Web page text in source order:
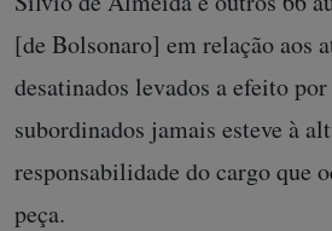
[de Bolsonaro] em relação aos
desatinados levados a efeito
subordinados jamais esteve à
responsabilidade do cargo que
peça.